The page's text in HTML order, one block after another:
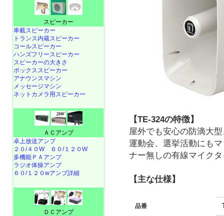
【TE-324の特徴】
屋外でも安心の防滴大
運動会、選挙活動にも
ナー無しの有線マイク
【主な仕様】
品番
スピーカー
車載スピーカー
トランス内蔵スピーカー
コールスピーカー
ハンズフリースピーカー
スピーカーの大きさ
ボックススピーカー
アナウンスマシン
メッセージマシン
ネットカメラ用スピーカー
ＡＣアンプ
卓上放送アンプ
２０/４０W
６０/１２０W
多機能ＰＡアンプ
ラジオ体操アンプ
６０/１２０wアンプ詳細
ＤＣアンプ